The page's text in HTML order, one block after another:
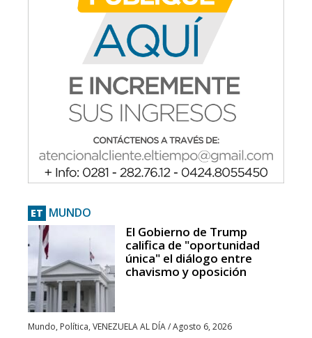
ET MUNDO
El Gobierno de Trump
califica de "oportunidad
única" el diálogo entre
chavismo y oposición
Mundo, Política, VENEZUELA AL DÍA/Agosto 6, 2026